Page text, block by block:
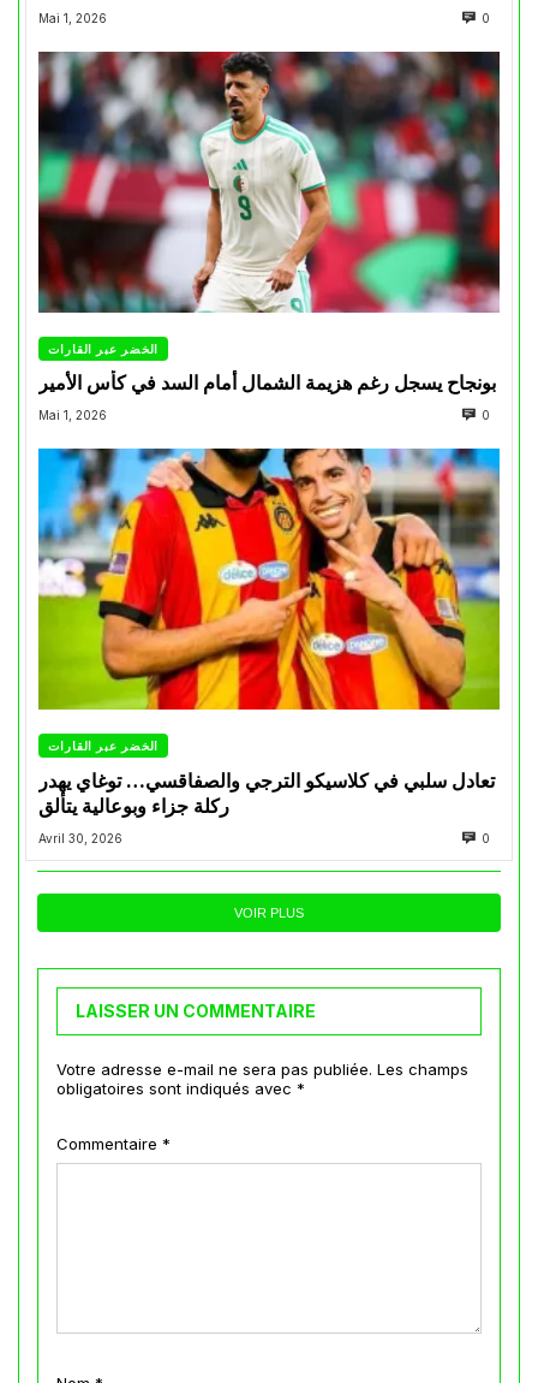
Mai 1, 2026 0
الخضر عبر القارات
بونجاح يسجل رغم هزيمة الشمال أمام السد في كأس الأمير
Mai 1, 2026 0
الخضر عبر القارات
تعادل سلبي في كلاسيكو الترجي والصفاقسي… توغاي يهدر
ركلة جزاء وبوعالية يتألق
Avril 30, 2026 0
VOIR PLUS
LAISSER UN COMMENTAIRE
Votre adresse e-mail ne sera pas publiée. Les champs
obligatoires sont indiqués avec *
Commentaire *